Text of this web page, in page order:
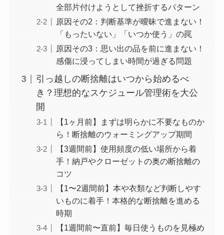
全部片付けようとして挫折するパターン
原因その2：判断基準が曖昧で進まない！
「もったいない」「いつか使う」の罠
原因その3：思い出の品を前に進まない！
感傷に浸ってしまい時間が過ぎる問題
引っ越しの断捨離はいつから始めるべ
き？理想的なスケジュール管理術を大公
開
【1ヶ月前】まずは明らかに不要なものか
ら！断捨離のウォーミングアップ期間
【3週間前】使用頻度の低い場所から着
手！納戸やクローゼットの奥の断捨離の
コツ
【1〜2週間前】本や衣類など判断しやす
いものに着手！本格的な断捨離を進める
時期
【1週間前〜直前】毎日使うものを見極め